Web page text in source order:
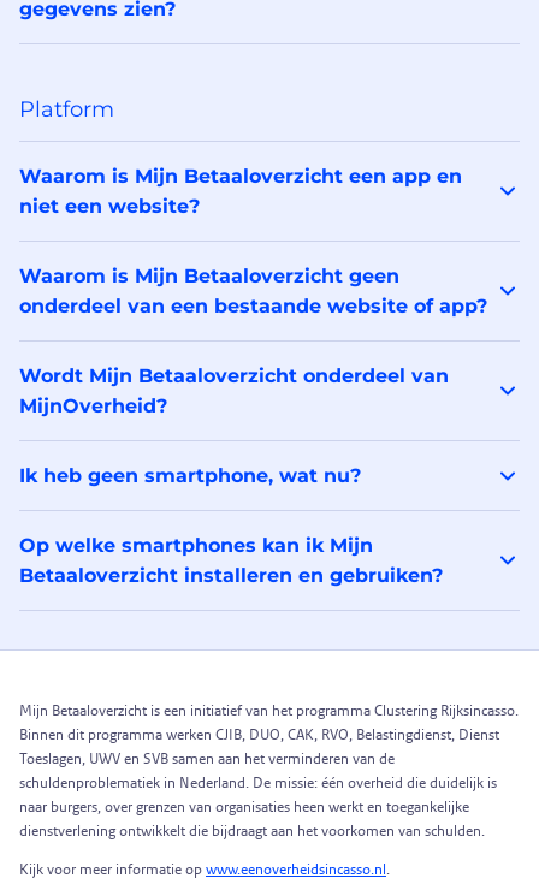
gegevens zien?
Platform
Waarom is Mijn Betaaloverzicht een app en
niet een website?
Waarom is Mijn Betaaloverzicht geen
onderdeel van een bestaande website of app?
Wordt Mijn Betaaloverzicht onderdeel van
MijnOverheid?
Ik heb geen smartphone, wat nu?
Op welke smartphones kan ik Mijn
Betaaloverzicht installeren en gebruiken?
Mijn Betaaloverzicht is een initiatief van het programma Clustering Rijksincasso.
Binnen dit programma werken CJIB, DUO, CAK, RVO, Belastingdienst, Dienst
Toeslagen, UWV en SVB samen aan het verminderen van de
schuldenproblematiek in Nederland. De missie: één overheid die duidelijk is
naar burgers, over grenzen van organisaties heen werkt en toegankelijke
dienstverlening ontwikkelt die bijdraagt aan het voorkomen van schulden.
Kijk voor meer informatie opwww.eenoverheidsincasso.nl.